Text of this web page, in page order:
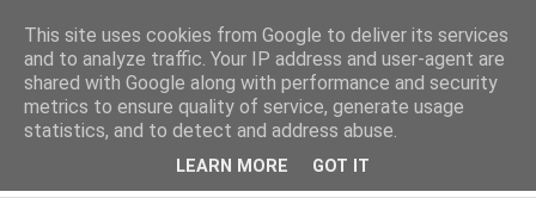
This site uses cookies from Google to deliver its services
and to analyze traffic. Your IP address and user-agent are
shared with Google along with performance and security
metrics to ensure quality of service, generate usage
statistics, and to detect and address abuse.
LEARN MORE GOT IT